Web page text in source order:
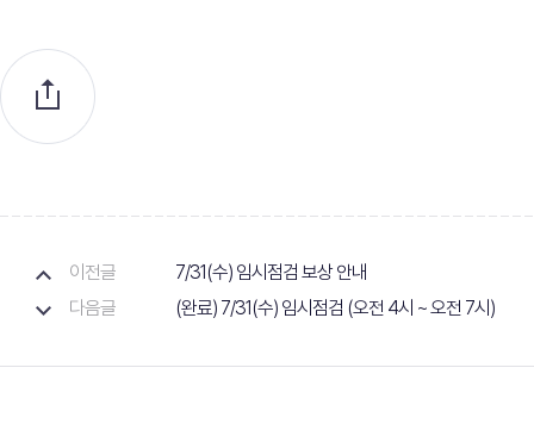
이전글
7/31(수) 임시점검 보상 안내
다음글
(완료) 7/31(수) 임시점검 (오전 4시 ~ 오전 7시)